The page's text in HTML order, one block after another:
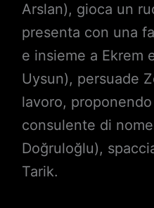
Arslan), gioca un
presenta con una
e insieme a Ekrem
Uysun), persuade
lavoro,
consulente di nome
Doğruloğlu),
Tarik.